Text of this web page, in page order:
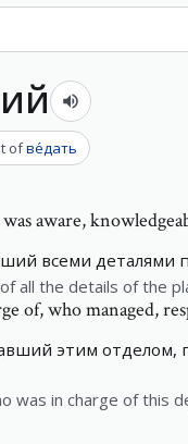
ofве́дать
aware,
всеми деталями
all the details of the
of,who managed,
этим отделом,
was in charge of this